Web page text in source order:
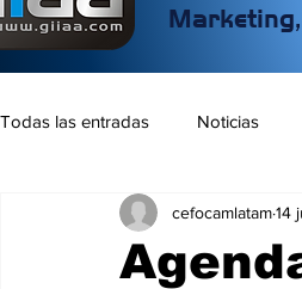
Todas las entradas Noticias
Entretenimeitno y Deportes
cefocamlatam14